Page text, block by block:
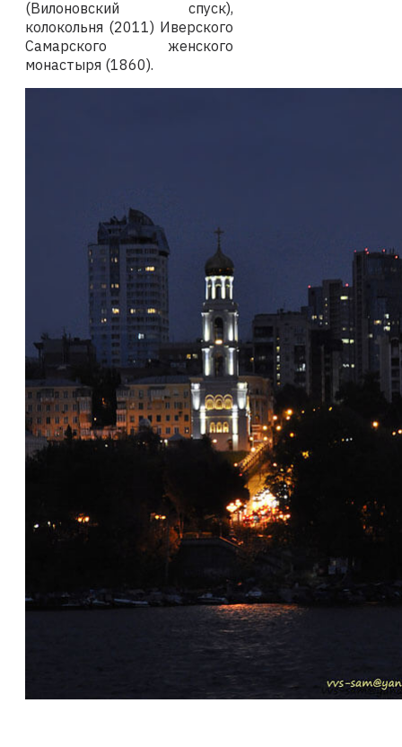
(Вилоновский спуск),
колокольня (2011) Иверского
Самарского женского
монастыря (1860).